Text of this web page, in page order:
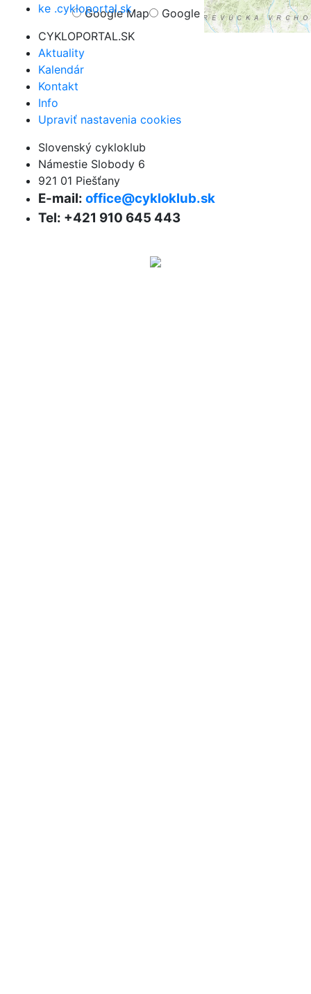
Google Map
Google Hybrid
ke .cykloportal.sk
CYKLOPORTAL.SK
Aktuality
Kalendár
Kontakt
Info
Upraviť nastavenia cookies
Slovenský cykloklub
Námestie Slobody 6
921 01 Piešťany
E-mail: office@cykloklub.sk
Tel: +421 910 645 443